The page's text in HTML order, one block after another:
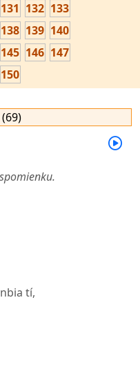
131 132 133
138 139 140
145 146 147
150
tí,